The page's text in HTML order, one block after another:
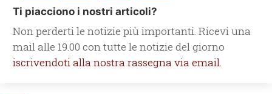
Ti piacciono i nostri articoli?
Non perderti le notizie più importanti. Ricevi una
mail alle 19.00 con tutte le notizie del giorno
iscrivendoti alla nostra rassegna via email.